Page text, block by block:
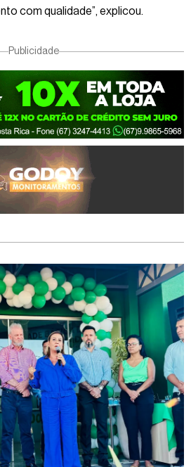
com qualidade”, explicou.
Publicidade